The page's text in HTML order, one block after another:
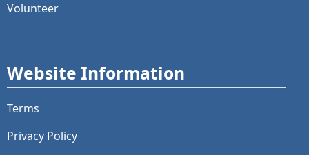
Volunteer
Website Information
Terms
Privacy Policy